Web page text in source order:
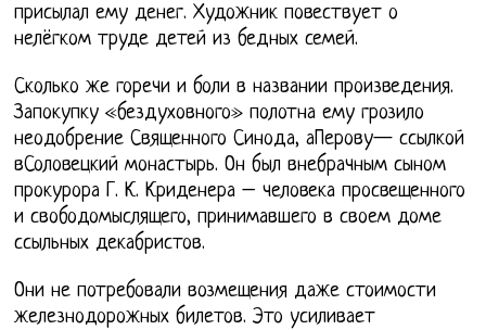
присылал ему денег. Художник повествует о
нелёгком труде детей из бедных семей.
Сколько же горечи и боли в названии произведения.
Запокупку «бездуховного» полотна ему грозило
неодобрение Священного Синода, аПерову— ссылкой
вСоловецкий монастырь. Он был внебрачным сыном
прокурора Г. К. Криденера – человека просвещенного
и свободомыслящего, принимавшего в своем доме
ссыльных декабристов.
Они не потребовали возмещения даже стоимости
железнодорожных билетов. Это усиливает